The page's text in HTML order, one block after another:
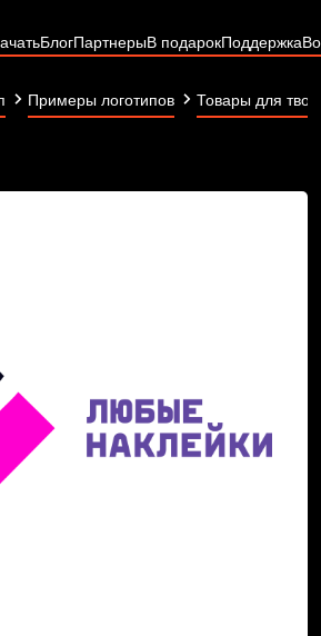
БлогПартнерыВ подарокПоддержка
Примеры логотипов Товары для